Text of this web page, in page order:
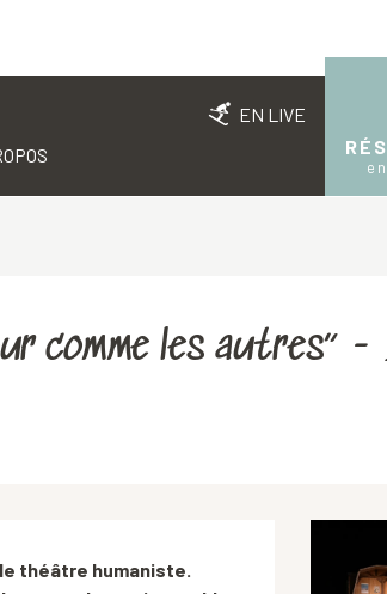
EN LIVE
comme les autres”
théâtre humaniste.